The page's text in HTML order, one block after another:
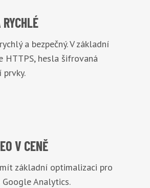
a bezpečný. V základní
HTTPS, hesla šifrovaná
V CENĚ
základní optimalizaci pro
Analytics.